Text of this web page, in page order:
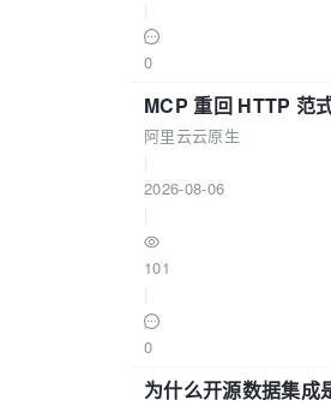
0
MCP 重回 HTTP 范
阿里云云原生
2026-08-06
101
0
为什么开源数据集成